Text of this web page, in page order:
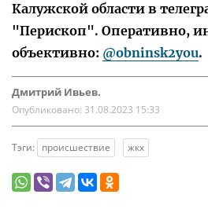
Калужской области в
"Перископ". Оперативно,
объективно: @obninsk2you.
Дмитрий Ивьев.
Опубликовано: 31.08.2023 15:33
Тэги: происшествие жкх